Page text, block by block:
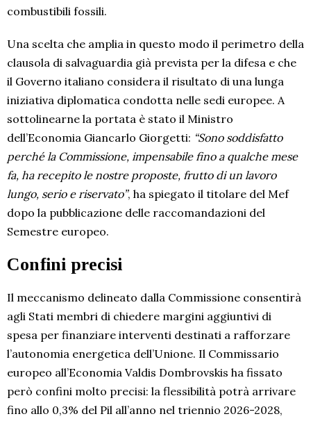
combustibili fossili.
Una scelta che amplia in questo modo il perimetro della
clausola di salvaguardia già prevista per la difesa e che
il Governo italiano considera il risultato di una lunga
iniziativa diplomatica condotta nelle sedi europee. A
sottolinearne la portata è stato il Ministro
dell’Economia Giancarlo Giorgetti: “Sono soddisfatto
perché la Commissione, impensabile fino a qualche mese
fa, ha recepito le nostre proposte, frutto di un lavoro
lungo, serio e riservato”, ha spiegato il titolare del Mef
dopo la pubblicazione delle raccomandazioni del
Semestre europeo.
Confini precisi
Il meccanismo delineato dalla Commissione consentirà
agli Stati membri di chiedere margini aggiuntivi di
spesa per finanziare interventi destinati a rafforzare
l’autonomia energetica dell’Unione. Il Commissario
europeo all’Economia Valdis Dombrovskis ha fissato
però confini molto precisi: la flessibilità potrà arrivare
fino allo 0,3% del Pil all’anno nel triennio 2026-2028,